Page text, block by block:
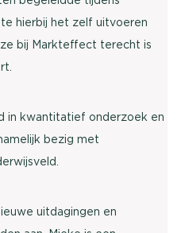
hierbij het zelf uitvoeren
bij Markteffect terecht is
in kwantitatief onderzoek en
bezig met
uitdagingen en